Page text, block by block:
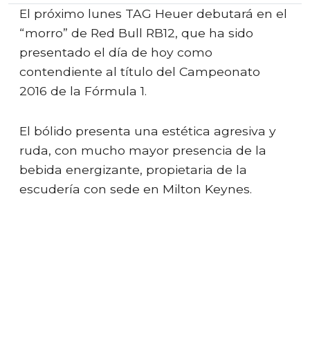
El próximo lunes TAG Heuer debutará en el
“morro” de Red Bull RB12, que ha sido
presentado el día de hoy como
contendiente al título del Campeonato
2016 de la Fórmula 1.
El bólido presenta una estética agresiva y
ruda, con mucho mayor presencia de la
bebida energizante, propietaria de la
escudería con sede en Milton Keynes.